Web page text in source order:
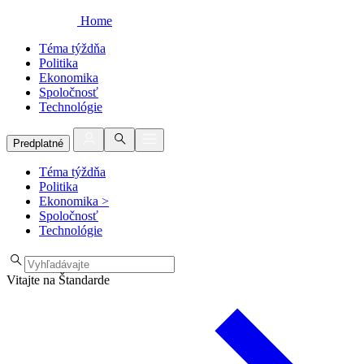
Home
Téma týždňa
Politika
Ekonomika
Spoločnosť
Technológie
Predplatné
Téma týždňa
Politika
Ekonomika >
Spoločnosť
Technológie
Vitajte na Štandarde